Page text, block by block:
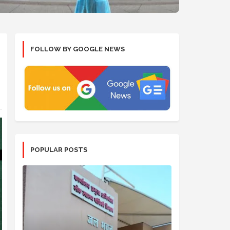
FOLLOW BY GOOGLE NEWS
POPULAR POSTS